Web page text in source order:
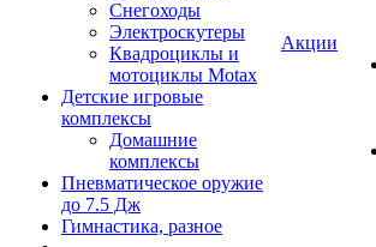
Снегоходы
Электроскутеры
Квадроциклы и
мотоциклы Motax
Детские игровые
комплексы
Домашние
комплексы
Пневматическое оружие
до 7.5 Дж
Гимнастика, разное
Акции